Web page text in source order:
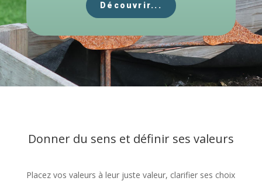
Découvrir...
Donner du sens et définir ses valeurs
Placez vos valeurs à leur juste valeur, clarifier ses choix